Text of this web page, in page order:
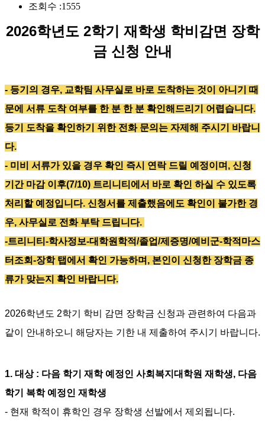
조회수 :1555
2026학년도 2학기 재학생 학비감면 장학
금 신청 안내
- 등기의 경우, 교학팀 사무실로 바로 도착하는 것이 아니기 때
문에 서류 도착 여부를 한 분 한 분 확인해드리기 어렵습니다.
등기 도착을 확인하기 위한 전화 문의는 자제해 주시기 바랍니
다.
- 미비 서류가 있을 경우 확인 즉시 연락 드릴 예정이며, 신청
기간 마감 이후(7/10) 트리니티에서 바로 확인 하실 수 있도록
처리할 예정입니다. 신청서를 제출했음에도 확인이 불가한 경
우, 사무실로 전화 부탁 드립니다.
-트리니티-학사정보-대학원학적/졸업/제증명/예비군-학적마스
터조회-장학 탭에서 확인 가능하며, 본인이 신청한 장학금 종
류가 맞는지 확인 바랍니다.
2026학년도 2학기 학비 감면 장학금 신청과 관련하여 다음과
같이 안내하오니 해당자는 기한 내 제출하여 주시기 바랍니다.
1. 대상 : 다음 학기 재학 예정인 사회복지대학원 재학생, 다음
학기 복학 예정인 재학생
- 현재 학적이 휴학인 경우 장학생 선발에서 제외됩니다.